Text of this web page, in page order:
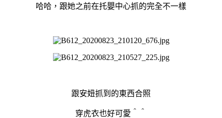
哈哈，跟她之前在托嬰中心抓的完全不一樣
跟安妞抓到的東西合照
穿虎衣也好可愛＾＾